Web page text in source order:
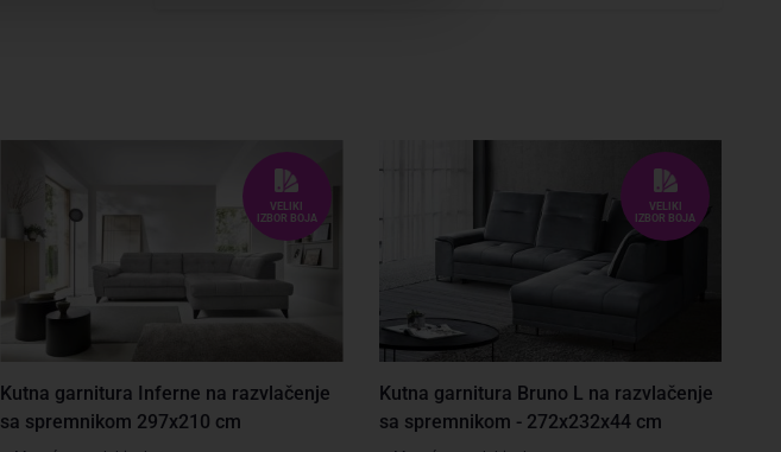
VELIKI
IZBOR BOJA
Kutna garnitura Inferne na razvlačenje
sa spremnikom 297x210 cm
VELIKI
IZBOR BOJA
Kutna garnitura Bruno L na razvlačenje
sa spremnikom - 272x232x44 cm